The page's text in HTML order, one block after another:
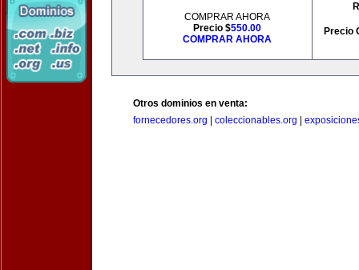
COMPRAR AHORA
Precio $550.00
COMPRAR AHORA
Precio
Otros dominios en venta:
fornecedores.org
coleccionables.org